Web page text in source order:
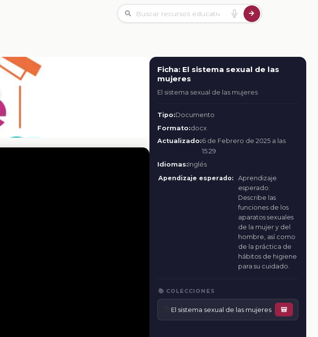
Ficha: El sistema sexual de las
mujeres
El sistema sexual de las mujeres
Tipo:Documento
Formato:docx
Actualizado:6 de Febrero de 2025 a las
15:29
Idiomas:Inglés
Apendizaje esperado:
Aprendizaje
esperado:
Describe las
funciones de los
aparatos sexuales
de la mujer y del
hombre, así como
de la práctica de
hábitos de higiene
para su cuidado.
📚 COLECCIONES
El sistema sexual de las mujeres 🎒